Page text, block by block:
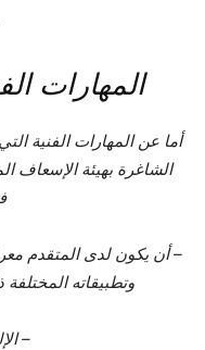
المهارات
أما عن المهارات الفنية
الشاغرة بهيئة الإسعاف
– أن يكون لدى المتقدم
وتطبيقاته
–